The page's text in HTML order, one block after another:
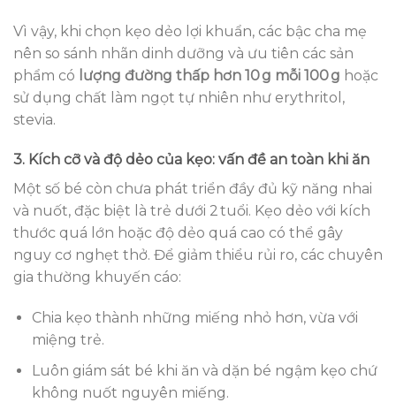
Vì vậy, khi chọn kẹo dẻo lợi khuẩn, các bậc cha mẹ
nên so sánh nhãn dinh dưỡng và ưu tiên các sản
phẩm có lượng đường thấp hơn 10 g mỗi 100 g hoặc
sử dụng chất làm ngọt tự nhiên như erythritol,
stevia.
3. Kích cỡ và độ dẻo của kẹo: vấn đề an toàn khi ăn
Một số bé còn chưa phát triển đầy đủ kỹ năng nhai
và nuốt, đặc biệt là trẻ dưới 2 tuổi. Kẹo dẻo với kích
thước quá lớn hoặc độ dẻo quá cao có thể gây
nguy cơ nghẹt thở. Để giảm thiểu rủi ro, các chuyên
gia thường khuyến cáo:
Chia kẹo thành những miếng nhỏ hơn, vừa với
miệng trẻ.
Luôn giám sát bé khi ăn và dặn bé ngậm kẹo chứ
không nuốt nguyên miếng.